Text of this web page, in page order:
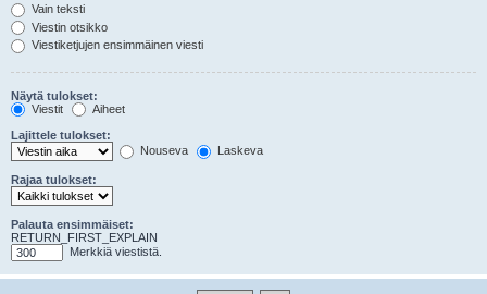
Vain teksti
Viestin otsikko
Viestiketjujen ensimmäinen viesti
Näytä tulokset:
Viestit
Aiheet
Lajittele tulokset:
Nouseva
Laskeva
Rajaa tulokset:
Palauta ensimmäiset:
RETURN_FIRST_EXPLAIN
Merkkiä viestistä.